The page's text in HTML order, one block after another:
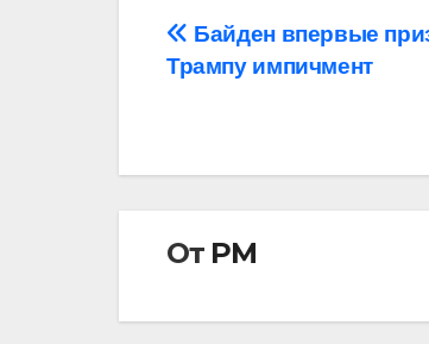
Навигация
по
Байден впервые
Трампу импичмент
От РМ